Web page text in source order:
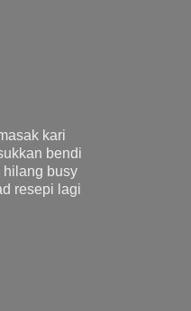
kari
bendi
hilang busy
resepi lagi